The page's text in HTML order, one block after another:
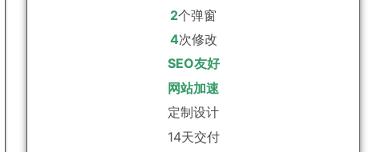
2个弹窗
4次修改
SEO友好
网站加速
定制设计
14天交付